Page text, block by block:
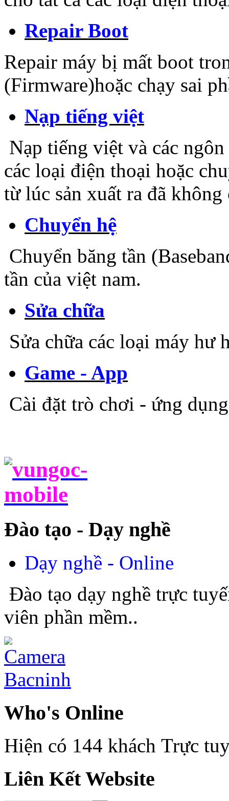
Repair Boot
Repair máy bị mất boot
(Firmware)hoặc chạy sai
Nạp tiếng việt
Nạp tiếng việt và các
các loại điện thoại hoặc
từ lúc sản xuất ra đã không
Chuyển hệ
Chuyển băng tần
tần của việt nam.
Sửa chữa
Sửa chữa các loại máy hư
Game - App
Cài đặt trò chơi - ứng
Đào tạo - Dạy nghề
Dạy nghề - Online
Đào tạo dạy nghề trực
viên phần mềm..
Who's Online
Hiện có 144 khách Trực
Liên Kết Website